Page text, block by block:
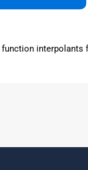
interpolants